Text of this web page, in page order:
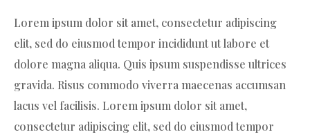
Lorem ipsum dolor sit amet, consectetur adipiscing
elit, sed do eiusmod tempor incididunt ut labore et
dolore magna aliqua. Quis ipsum suspendisse ultrices
gravida. Risus commodo viverra maecenas accumsan
lacus vel facilisis. Lorem ipsum dolor sit amet,
consectetur adipiscing elit, sed do eiusmod tempor